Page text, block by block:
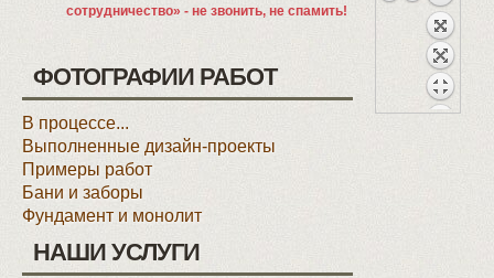
сотрудничество» - не звонить, не спамить!
ФОТОГРАФИИ РАБОТ
В процессе...
Выполненные дизайн-проекты
Примеры работ
Бани и заборы
Фундамент и монолит
НАШИ УСЛУГИ